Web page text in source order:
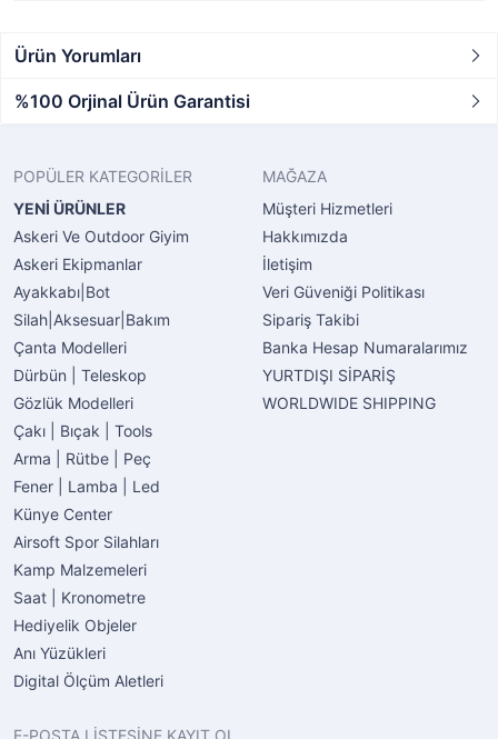
Ürün Yorumları
%100 Orjinal Ürün Garantisi
POPÜLER KATEGORİLER
YENİ ÜRÜNLER
Askeri Ve Outdoor Giyim
Askeri Ekipmanlar
Ayakkabı|Bot
Silah|Aksesuar|Bakım
Çanta Modelleri
Dürbün | Teleskop
Gözlük Modelleri
Çakı | Bıçak | Tools
Arma | Rütbe | Peç
Fener | Lamba | Led
Künye Center
Airsoft Spor Silahları
Kamp Malzemeleri
Saat | Kronometre
Hediyelik Objeler
Anı Yüzükleri
Digital Ölçüm Aletleri
MAĞAZA
Müşteri Hizmetleri
Hakkımızda
İletişim
Veri Güveniği Politikası
Sipariş Takibi
Banka Hesap Numaralarımız
YURTDIŞI SİPARİŞ
WORLDWIDE SHIPPING
E-POSTA LİSTESİNE KAYIT OL